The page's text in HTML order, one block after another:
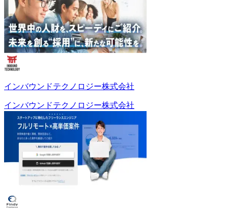
インバウンドテクノロジー株式会社
インバウンドテクノロジー株式会社